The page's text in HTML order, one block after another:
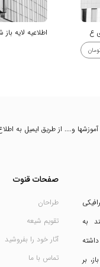
ع
اطلاعیه لایه
آموزشها و.... از طریق ایمیل به
به
بر
صفحات قنوت
طراحان
تقویم شیعه
آثار خود را بفروشید
تماس با ما